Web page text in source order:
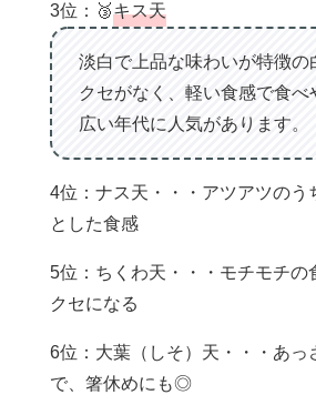
3位：🥉キス天
淡白で上品な味わいが特徴の
クセがなく、軽い食感で食べ
広い年代に人気があります。
4位：ナス天・・・アツアツのう
とした食感
5位：ちくわ天・・・モチモチの
クセになる
6位：大葉（しそ）天・・・あっ
で、箸休めにも◎